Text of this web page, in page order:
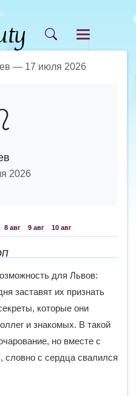
— 17 июля 2026
2026
8 авг 9 авг 10 авг
для Львов:
заставят их признать
которые они
и знакомых. В такой
но вместе с
словно с сердца свалился